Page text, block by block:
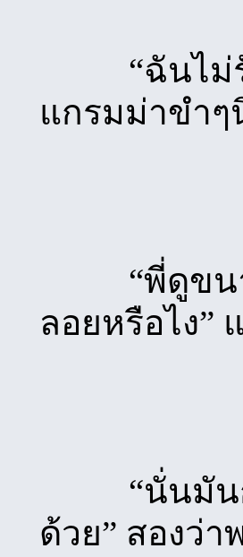
“ฉันไม่รับ
แกรมม่าขำ
“พี่ดูขนาด
ลอยหรือไง”
“นั่นมันก็เ
ด้วย” สองว่